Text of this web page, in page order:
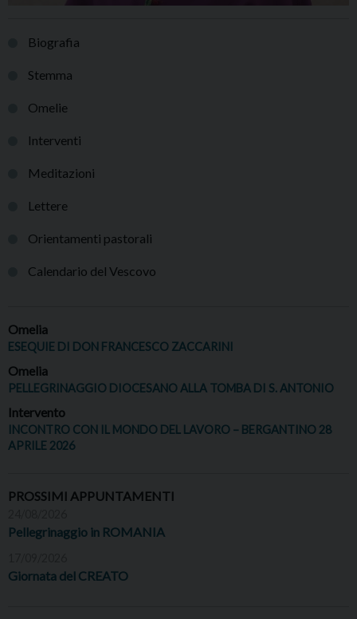
Biografia
Stemma
Omelie
Interventi
Meditazioni
Lettere
Orientamenti pastorali
Calendario del Vescovo
Omelia
ESEQUIE DI DON FRANCESCO ZACCARINI
Omelia
PELLEGRINAGGIO DIOCESANO ALLA TOMBA DI S. ANTONIO
Intervento
INCONTRO CON IL MONDO DEL LAVORO – BERGANTINO 28
APRILE 2026
PROSSIMI APPUNTAMENTI
Pellegrinaggio in ROMANIA
Giornata del CREATO